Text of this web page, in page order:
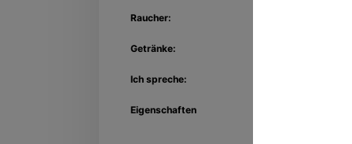
Raucher:
Getränke:
Ich spreche:
Eigenschaften